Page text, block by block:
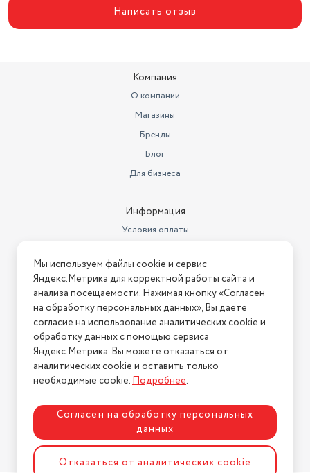
Написать отзыв
Компания
О компании
Магазины
Бренды
Блог
Для бизнеса
Информация
Условия оплаты
Условия возврата
Нашли ошибку на сайте? Напишите нам
2026 © Интернет-магазин "АстМаркет". У нас есть всё!
Политика конфиденциальности
Разработка сайтаASTDESIGN
Мы используем файлы cookie и сервис
Яндекс.Метрика для корректной работы сайта и
анализа посещаемости. Нажимая кнопку «Согласен
на обработку персональных данных», Вы даете
согласие на использование аналитических cookie и
обработку данных с помощью сервиса
Яндекс.Метрика. Вы можете отказаться от
аналитических cookie и оставить только
необходимые cookie.Подробнее.
Согласен на обработку персональных
данных
Отказаться от аналитических cookie